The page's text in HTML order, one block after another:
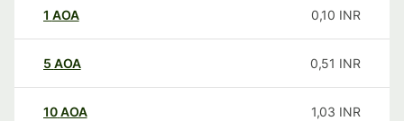
1 AOA 0,10 INR
5 AOA 0,51 INR
10AOA 1,03 INR